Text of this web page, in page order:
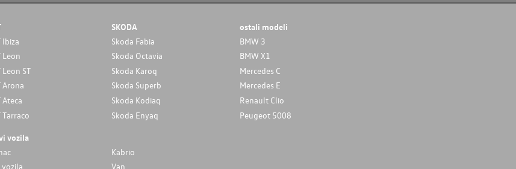
Ibiza
Leon
Leon ST
Arona
Ateca
Tarraco
SKODA
Skoda Fabia
Skoda Octavia
Skoda Karoq
Skoda Superb
Skoda Kodiaq
Skoda Enyaq
ostali modeli
BMW 3
BMW X1
Mercedes C
Mercedes E
Renault Clio
Peugeot 5008
vozila
Kabrio
vozila
Van